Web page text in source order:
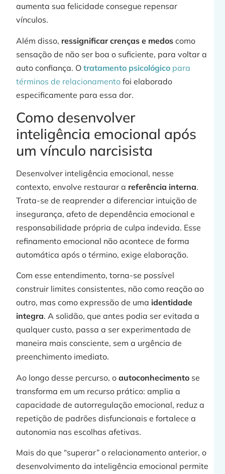
aumenta sua felicidade consegue repensar
vínculos.
Além disso, ressignificar crenças e medos como
sensação de não ser boa o suficiente, para voltar a
auto confiança. Otratamento psicológico para
términos de relacionamento foi elaborado
especificamente para essa dor.
Como desenvolver
inteligência emocional após
um vínculo narcisista
Desenvolver inteligência emocional, nesse
contexto, envolve restaurar a referência interna.
Trata-se de reaprender a diferenciar intuição de
insegurança, afeto de dependência emocional e
responsabilidade própria de culpa indevida. Esse
refinamento emocional não acontece de forma
automática após o término, exige elaboração.
Com esse entendimento, torna-se possível
construir limites consistentes, não como reação ao
outro, mas como expressão de uma identidade
integra. A solidão, que antes podia ser evitada a
qualquer custo, passa a ser experimentada de
maneira mais consciente, sem a urgência de
preenchimento imediato.
Ao longo desse percurso, oautoconhecimento se
transforma em um recurso prático: amplia a
capacidade de autorregulação emocional, reduz a
repetição de padrões disfuncionais e fortalece a
autonomia nas escolhas afetivas.
Mais do que “superar” o relacionamento anterior, o
desenvolvimento da inteligência emocional permite